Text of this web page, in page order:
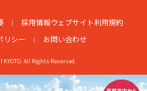
採用情報ウェブサイト利用規約
リシー
お問い合わせ
KYOTO. All Rights Reserved.